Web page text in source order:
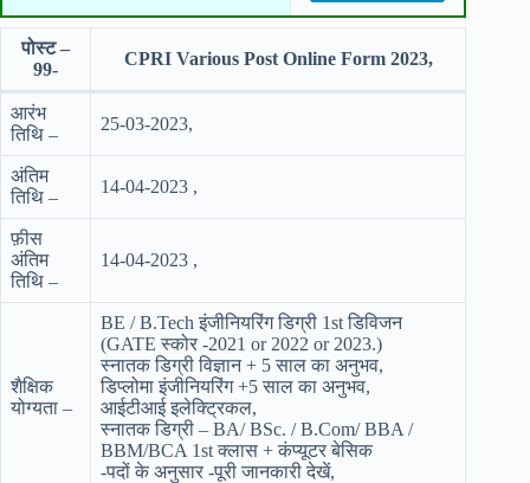
पोस्ट –
99-
CPRI Various Post Online Form 2023,
आरंभ
तिथि –
25-03-2023,
अंतिम
तिथि –
14-04-2023 ,
फ़ीस
अंतिम
तिथि –
14-04-2023 ,
शैक्षिक
योग्यता –
BE / B.Tech इंजीनियरिंग डिग्री 1st डिविजन
(GATE स्कोर -2021 or 2022 or 2023.)
स्नातक डिग्री विज्ञान + 5 साल का अनुभव,
डिप्लोमा इंजीनियरिंग +5 साल का अनुभव,
आईटीआई इलेक्ट्रिकल,
स्नातक डिग्री – BA/ BSc. / B.Com/ BBA /
BBM/BCA 1st क्लास + कंप्यूटर बेसिक
-पदों के अनुसार -पूरी जानकारी देखें,